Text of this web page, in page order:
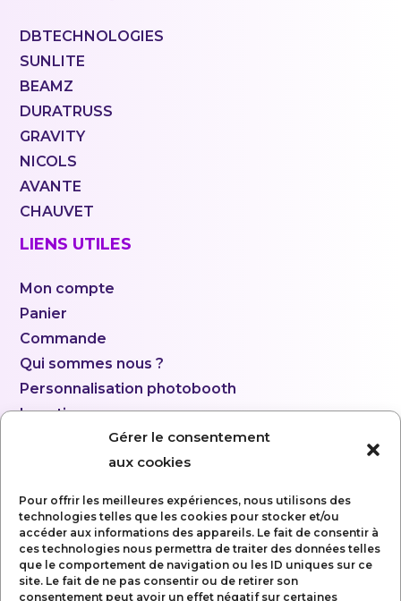
Gérer le consentement
aux cookies
Pour offrir les meilleures expériences, nous utilisons des
technologies telles que les cookies pour stocker et/ou
accéder aux informations des appareils. Le fait de consentir à
ces technologies nous permettra de traiter des données telles
que le comportement de navigation ou les ID uniques sur ce
site. Le fait de ne pas consentir ou de retirer son
consentement peut avoir un effet négatif sur certaines
DBTECHNOLOGIES
SUNLITE
BEAMZ
DURATRUSS
GRAVITY
NICOLS
AVANTE
CHAUVET
LIENS UTILES
Mon compte
Panier
Commande
Qui sommes nous ?
Personnalisation photobooth
Location